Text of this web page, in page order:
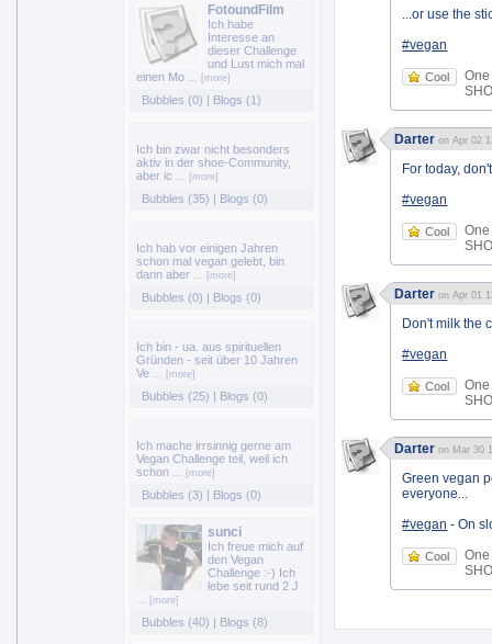
FotoundFilm
Ich habe
Interesse an
dieser Challenge
und Lust mich mal
einen Mo ... [more]
Bubbles (0) | Blogs (1)
Ich bin zwar nicht besonders
aktiv in der shoe-Community,
aber ic
... [more]
Bubbles (35) | Blogs (0)
Ich hab vor einigen Jahren
schon mal vegan gelebt, bin
dann aber
... [more]
Bubbles (0) | Blogs (0)
Ich bin - ua. aus spirituellen
Gründen - seit über 10 Jahren
Ve ... [more]
Bubbles (25) | Blogs (0)
Ich mache irrsinnig gerne am
Vegan Challenge teil, weil ich
schon ... [more]
Bubbles (3) | Blogs (0)
sunci
Ich freue mich auf
den Vegan
Challenge :-) Ich
lebe seit rund 2 J
... [more]
Bubbles (40) | Blogs (8)
...or use the
#vegan
Cool
One
Darter on Apr 02
For today,
#vegan
Cool
One
Darter on Apr 01
Don't milk the
#vegan
Cool
One
Darter on Mar 30
Green vegan
everyone...
#vegan - On
Cool
One